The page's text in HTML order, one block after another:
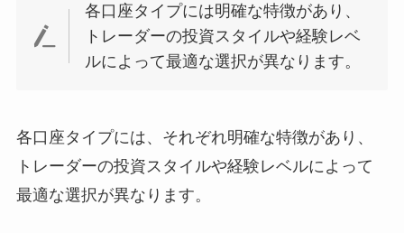
各口座タイプには明確な特徴があり、
トレーダーの投資スタイルや経験レベ
ルによって最適な選択が異なります。
各口座タイプには、それぞれ明確な特徴があり、
トレーダーの投資スタイルや経験レベルによって
最適な選択が異なります。